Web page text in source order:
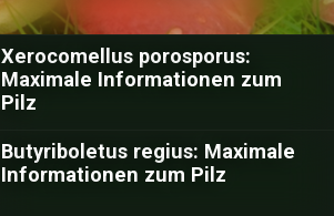
Xerocomellus porosporus:
Maximale Informationen zum
Pilz
Butyriboletus regius: Maximale
Informationen zum Pilz